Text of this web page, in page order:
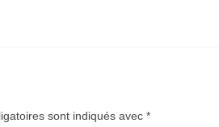
sont indiqués avec *